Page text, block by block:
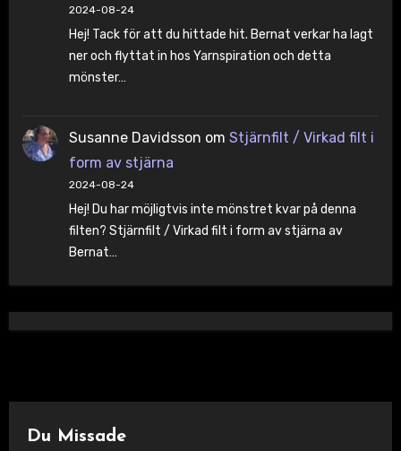
2024-08-24
Hej! Tack för att du hittade hit. Bernat verkar ha lagt
ner och flyttat in hos Yarnspiration och detta
mönster…
Susanne Davidsson om Stjärnfilt / Virkad filt i
form av stjärna
2024-08-24
Hej! Du har möjligtvis inte mönstret kvar på denna
filten? Stjärnfilt / Virkad filt i form av stjärna av
Bernat…
Du Missade